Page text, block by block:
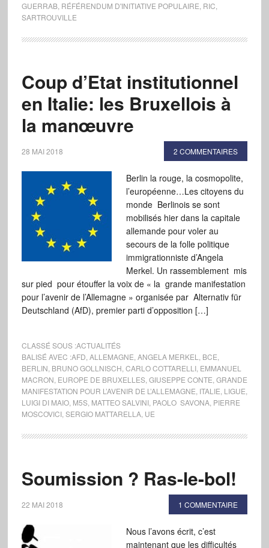
GUERRAB, RÉFÉRENDUM D'INITIATIVE POPULAIRE RIC
SARTROUVILLE
Coup d’Etat institutionnel
en Italie: les Bruxellois à
la manœuvre
28 MAI 2018 2 COMMENTAIRES
Berlin la rouge, la cosmopolite,
l’européenne…Les citoyens du
monde Berlinois se sont
mobilisés hier dans la capitale
allemande pour voler au
secours de la folle politique
immigrationniste d’Angela
Merkel. Un rassemblement mis
sur pied pour étouffer la voix de « la grande manifestation
pour l’avenir de l’Allemagne » organisée par Alternativ für
Deutschland (AfD), premier parti d’opposition […]
CLASSÉ SOUS :ACTUALITÉS
BALISÉ AVEC :AFD ALLEMAGNE ANGELA MERKEL BCE
BERLIN BRUNO GOLLNISCH CARLO COTTARELLI, EMMANUEL
MACRON EUROPE DE BRUXELLES, GIUSEPPE CONTE GRANDE
MANIFESTATION POUR L’AVENIR DE L’ALLEMAGNE ITALIE LIGUE
LUIGI DI MAIO, M5S, MATTEO SALVINI, PAOLO SAVONA, PIERRE
MOSCOVICI, SERGIO MATTARELLA, UE
Soumission ? Ras-le-bol!
22 MAI 2018 1 COMMENTAIRE
Nous l’avons écrit, c’est
maintenant que les difficultés